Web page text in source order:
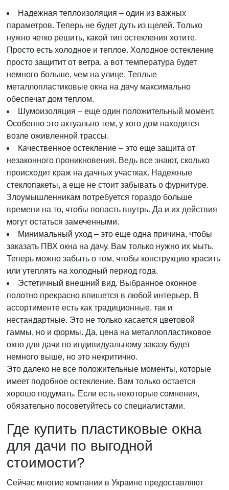
Надежная теплоизоляция – один из важных
параметров. Теперь не будет дуть из щелей. Только
нужно четко решить, какой тип остекления хотите.
Просто есть холодное и теплое. Холодное остекление
просто защитит от ветра, а вот температура будет
немного больше, чем на улице. Теплые
металлопластиковые окна на дачу максимально
обеспечат дом теплом.
Шумоизоляция – еще один положительный момент.
Особенно это актуально тем, у кого дом находится
возле оживленной трассы.
Качественное остекление – это еще защита от
незаконного проникновения. Ведь все знают, сколько
происходит краж на дачных участках. Надежные
стеклопакеты, а еще не стоит забывать о фурнитуре.
Злоумышленникам потребуется гораздо больше
времени на то, чтобы попасть внутрь. Да и их действия
могут остаться замеченными.
Минимальный уход – это еще одна причина, чтобы
заказать ПВХ окна на дачу. Вам только нужно их мыть.
Теперь можно забыть о том, чтобы конструкцию красить
или утеплять на холодный период года.
Эстетичный внешний вид. Выбранное оконное
полотно прекрасно впишется в любой интерьер. В
ассортименте есть как традиционные, так и
нестандартные. Это не только касается цветовой
гаммы, но и формы. Да, цена на металлопластиковое
окно для дачи по индивидуальному заказу будет
немного выше, но это некритично.
Это далеко не все положительные моменты, которые
имеет подобное остекление. Вам только остается
хорошо подумать. Если есть некоторые сомнения,
обязательно посоветуйтесь со специалистами.
Где купить пластиковые окна
для дачи по выгодной
стоимости?
Сейчас многие компании в Украине предоставляют